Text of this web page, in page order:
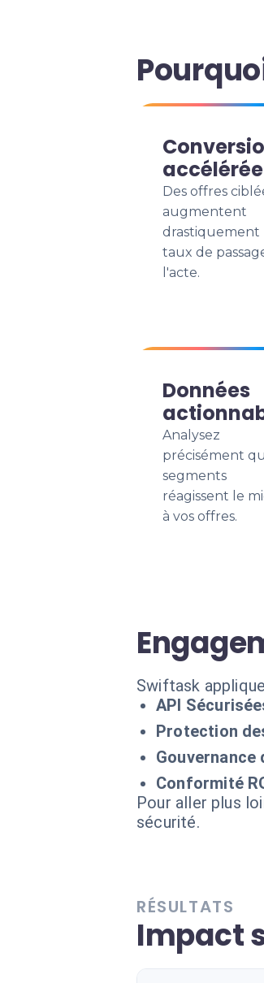
accélérée
Des offres
augmentent
drastiquement
taux de
l'acte.
Données
Analysez
précisément
segments
réagissent le
à vos offres.
Swiftask
API
Protection
Gouvernance
Conformité
Pour aller plus
sécurité.
RÉSULTATS
Impact